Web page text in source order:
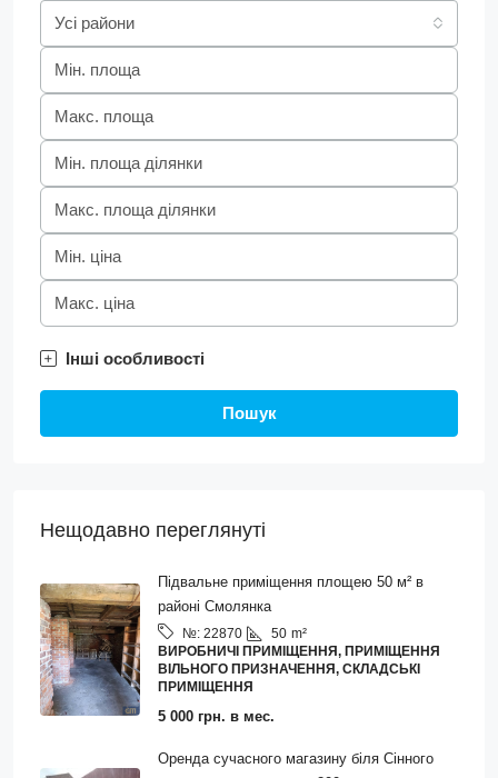
Усі райони
Інші особливості
Пошук
Нещодавно переглянуті
Підвальне приміщення площею 50 м² в
районі Смолянка
№: 22870 50 m²
ВИРОБНИЧІ ПРИМІЩЕННЯ, ПРИМІЩЕННЯ
ВІЛЬНОГО ПРИЗНАЧЕННЯ, СКЛАДСЬКІ
ПРИМІЩЕННЯ
5 000 грн. в мес.
Оренда сучасного магазину біля Сінного